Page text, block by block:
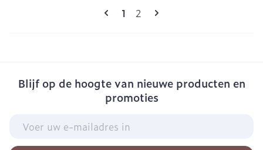
Pagina's
U lees momenteel pagina
1 Pagina
2
Blijf op de hoogte van nieuwe producten en
promoties